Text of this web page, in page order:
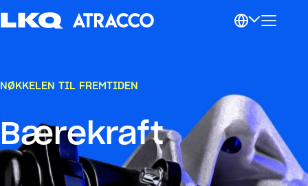
NØKKELEN TIL FREMTIDEN
Bærekraft